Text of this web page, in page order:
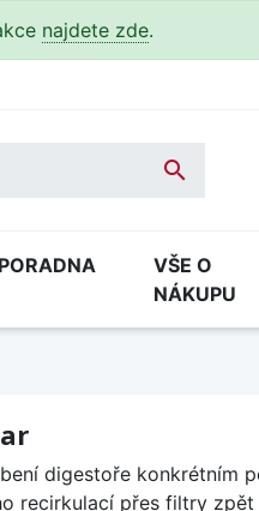
najdete zde.

PORADNA
VŠE O
NÁKUPU
digestoře konkrétním
recirkulací přes filtry